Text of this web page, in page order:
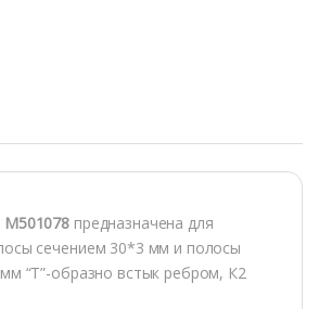
М501078 предназначена для
сечением 30*3 мм и полосы
“Т”-образно встык ребром, К2